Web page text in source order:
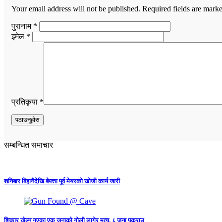
Your email address will not be published. Required fields are
पुरानाम *
इमेल *
प्रतिकृया *
सम्बन्धित समाचार
शनिबार बिहानैदेखि बेपत्ता पूर्व मेयरको खोजी कार्य जारी
शिकार खेल्न गएका एक जनाको गोली लागेर मृत्यु, ८ जना पक्राउ